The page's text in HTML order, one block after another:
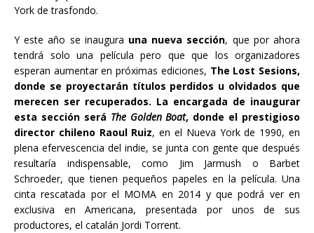
York de trasfondo.
Y este año se inaugura una nueva sección, que por ahora
tendrá solo una película pero que que los organizadores
esperan aumentar en próximas ediciones, The Lost Sesions,
donde se proyectarán títulos perdidos u olvidados que
merecen ser recuperados. La encargada de inaugurar
esta sección será The Golden Boat, donde el prestigioso
director chileno Raoul Ruiz, en el Nueva York de 1990, en
plena efervescencia del indie, se junta con gente que después
resultaría indispensable, como Jim Jarmush o Barbet
Schroeder, que tienen pequeños papeles en la película. Una
cinta rescatada por el MOMA en 2014 y que podrá ver en
exclusiva en Americana, presentada por unos de sus
productores, el catalán Jordi Torrent.